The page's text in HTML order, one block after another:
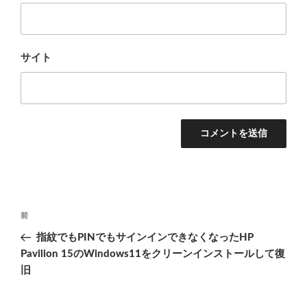
サイト
投
ナ
ビ
前
の
投
稿
前
指紋でもPINでもサインインできなくなったHP
Pavilion 15のWindows11をクリーンインストールして復
旧